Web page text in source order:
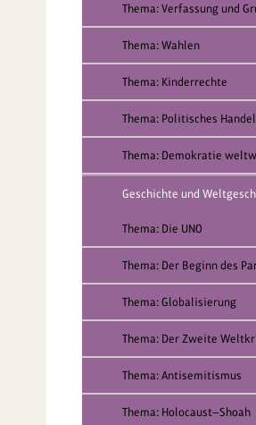
Thema: Verfassung und
Thema: Wahlen
Thema: Kinderrechte
Thema: Politisches
Thema: Demokratie
Geschichte und
Thema: Die UNO
Thema: Der Beginn des
Thema: Globalisierung
Thema: Der Zweite
Thema: Antisemitismus
Thema: Holocaust—Shoah